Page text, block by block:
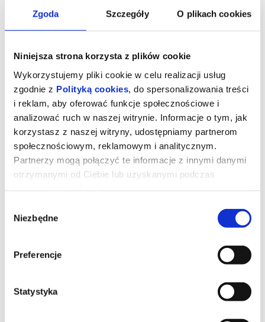
Zgoda Szczegóły O plikach cookies
Niniejsza strona korzysta z plików cookie
Wykorzystujemy pliki cookie w celu realizacji usług
zgodnie z Polityką cookies , do spersonalizowania treści
i reklam, aby oferować funkcje społecznościowe i
analizować ruch w naszej witrynie. Informacje o tym, jak
korzystasz z naszej witryny, udostępniamy partnerom
społecznościowym, reklamowym i analitycznym.
Partnerzy mogą połączyć te informacje z innymi danymi
otrzymanymi od Ciebie lub uzyskanymi podczas
zgody
Niezbędne
Preferencje
Statystyka
KONCERT SYMFONICZNY
8.01.2027 G.19:30
08.01.2027, Warszawa
kup bilet
INAUGURACJA SEZONU
ARTYSTYCZNEGO 2026/27
2.10.2026 G. 19.30
02.10.2026, Warszawa
"PUŁAPKA" XXX OFK TALIA 2026
"KLUB KAWALERÓW" XXX OFK
TALIA 2026
kup bilet